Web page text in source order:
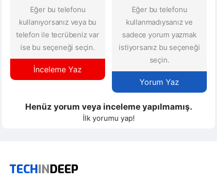
Eğer bu telefonu
kullanıyorsanız veya bu
telefon ile tecrübeniz var
ise bu seçeneği seçin.
İnceleme Yaz
Eğer bu telefonu
kullanmadıysanız ve
sadece yorum yazmak
istiyorsanız bu seçeneği
seçin.
Yorum Yaz
Henüz yorum veya inceleme yapılmamış.
İlk yorumu yap!
TECHINDEEP